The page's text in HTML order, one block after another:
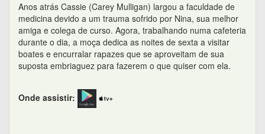
Anos atrás Cassie (Carey Mulligan) largou a faculdade de
medicina devido a um trauma sofrido por Nina, sua melhor
amiga e colega de curso. Agora, trabalhando numa cafeteria
durante o dia, a moça dedica as noites de sexta a visitar
boates e encurralar rapazes que se aproveitam de sua
suposta embriaguez para fazerem o que quiser com ela.
Onde assistir: